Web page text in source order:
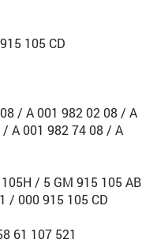
105 CD
/ A 001 982 02 08 / A
A 001 982 74 08 / A
/ 5 GM 915 105 AB
/ 000 915 105 CD
61 107 521